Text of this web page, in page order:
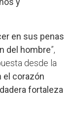
en sus penas
del hombre”,
desde la
el corazón
fortaleza